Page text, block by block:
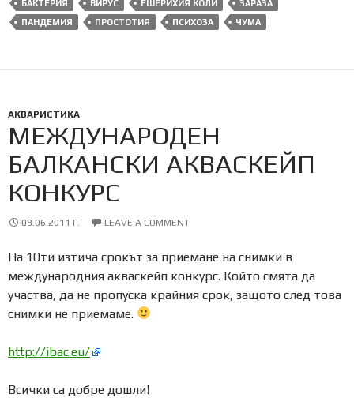
БАКТЕРИЯ ВИРУС ЕШЕРИХИЯ КОЛИ
ЗАРАЗА
ПАНДЕМИЯ
ПРОСТОТИЯ ПСИХОЗА ЧУМА
АКВАРИСТИКА
МЕЖДУНАРОДЕН
БАЛКАНСКИ АКВАСКЕЙП
КОНКУРС
08.06.2011 Г. LEAVE A COMMENT
На 10ти изтича срокът за приемане на снимки в
международния акваскейп конкурс. Който смята да
участва, да не пропуска крайния срок, защото след това
снимки не приемаме.
http://ibac.eu/
Всички са добре дошли!